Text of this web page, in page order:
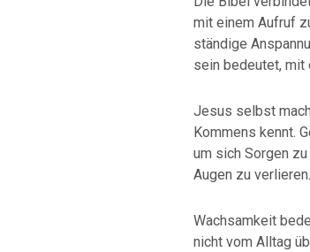
mit einem Aufruf
ständige
sein bedeutet, mit
Jesus selbst
Kommens kennt.
um sich Sorgen
Augen zu verlieren.
Wachsamkeit
nicht vom Alltag